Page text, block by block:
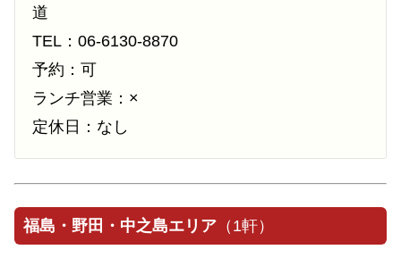
道
TEL：06-6130-8870
予約：可
ランチ営業：×
定休日：なし
福島・野田・中之島エリア （1軒）